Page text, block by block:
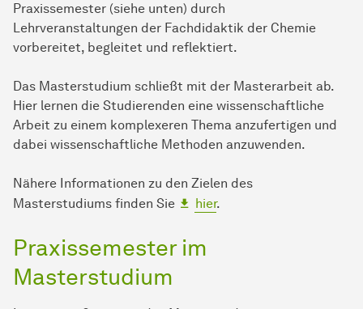
Praxissemester (siehe unten) durch
Lehrveranstaltungen der Fachdidaktik der Chemie
vorbereitet, begleitet und reflektiert.
Das Masterstudium schließt mit der Masterarbeit ab.
Hier lernen die Studierenden eine wissenschaftliche
Arbeit zu einem komplexeren Thema anzufertigen und
dabei wissenschaftliche Methoden anzuwenden.
Nähere Informationen zu den Zielen des
Masterstudiums finden Sie
hier.
Praxissemester im
Masterstudium